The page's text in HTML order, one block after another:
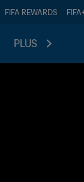
FIFA REWARDS
PLUS